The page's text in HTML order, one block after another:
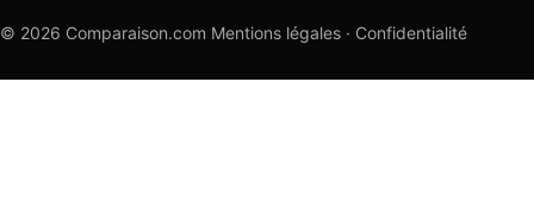
© 2026 Comparaison.com Mentions légales · Confidentialité